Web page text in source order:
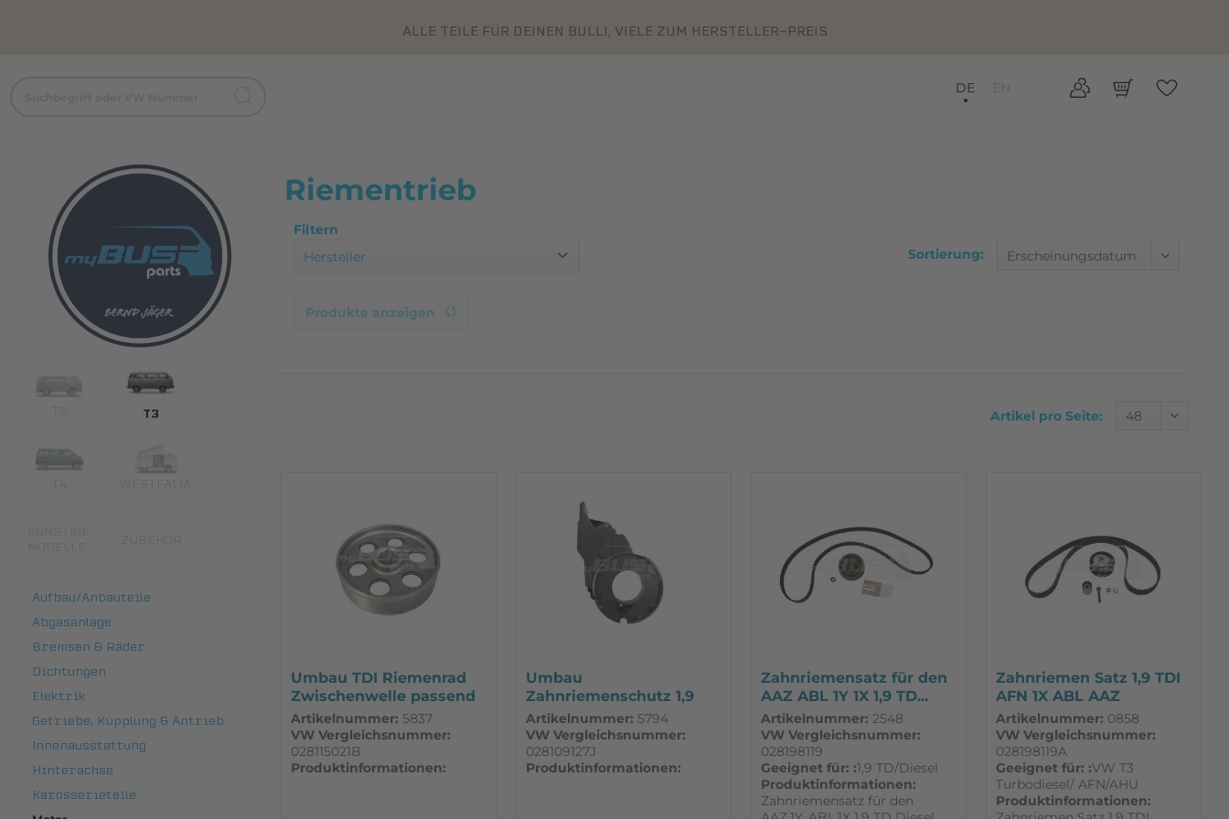
ALLE TEILE FÜR DEINEN BULLI, VIELE ZUM HERSTELLER-PREIS
DE
T3
Aufbau/Anbauteile
Abgasanlage
Bremsen & Räder
Dichtungen
Elektrik
Getriebe, Kupplung & Antrieb
Innenausstattung
Hinterachse
Karosserieteile
Riementrieb
Filtern
Sortierung:
Hersteller
Volkswagen Original
Produkte anzeigen
Artikel pro Seite:
Umbau TDI Riemenrad
Zwischenwelle passend
für...
Artikelnummer: 5837
VW Vergleichsnummer:
028115021B
Produktinformationen:
Umbau
Zahnriemenschutz 1,9
TDI unten passend VW
T3
Artikelnummer: 5794
VW Vergleichsnummer:
028109127J
Produktinformationen:
Zahnriemensatz für den
AAZ ABL 1Y 1X 1,9 TD...
Artikelnummer: 2548
VW Vergleichsnummer:
028198119
Geeignet für: :1,9 TD/Diesel
Produktinformationen:
Zahnriemensatz für den
Zahnriemen Satz 1,9 TDI
AFN 1X ABL AAZ
passend...
Artikelnummer: 0858
VW Vergleichsnummer:
028198119A
Geeignet für: :VW T3
Turbodiesel/ AFN/AHU
Produktinformationen: